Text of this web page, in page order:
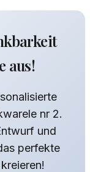
aus!
nr 2.
und
perfekte